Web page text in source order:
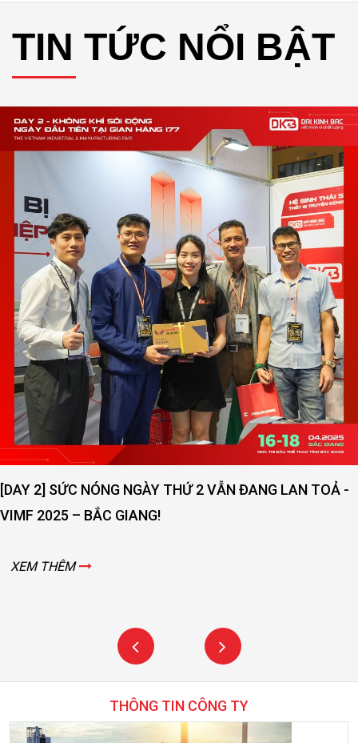
TIN TỨC NỔI BẬT
[DAY 2] SỨC NÓNG NGÀY THỨ 2 VẪN ĐANG LAN TOẢ -
VIMF 2025 – BẮC GIANG!
XEM THÊM
THÔNG TIN CÔNG TY